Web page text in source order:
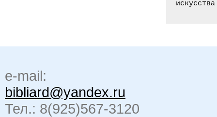
e-mail:
bibliard@yandex.ru
Тел.: 8(925)567-3120